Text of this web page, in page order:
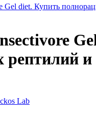
рептилий
Lab